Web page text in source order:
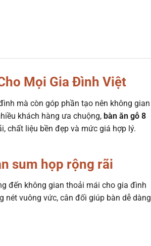
Mọi Gia Đình Việt
mà còn góp phần tạo nên không gian
khách hàng ưa chuộng, bàn ăn gỗ 8
chất liệu bền đẹp và mức giá hợp lý.
sum họp rộng rãi
đến không gian thoải mái cho gia đình
nét vuông vức, cân đối giúp bàn dễ dàng